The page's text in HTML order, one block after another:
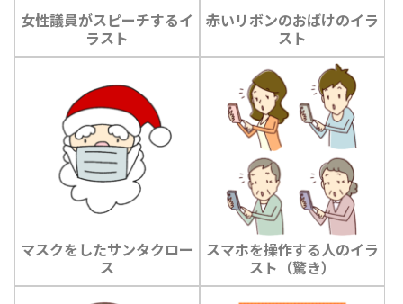
女性議員がスピーチするイ
ラスト
赤いリボンのおばけのイラ
スト
マスクをしたサンタクロー
ス
スマホを操作する人のイラ
スト（驚き）